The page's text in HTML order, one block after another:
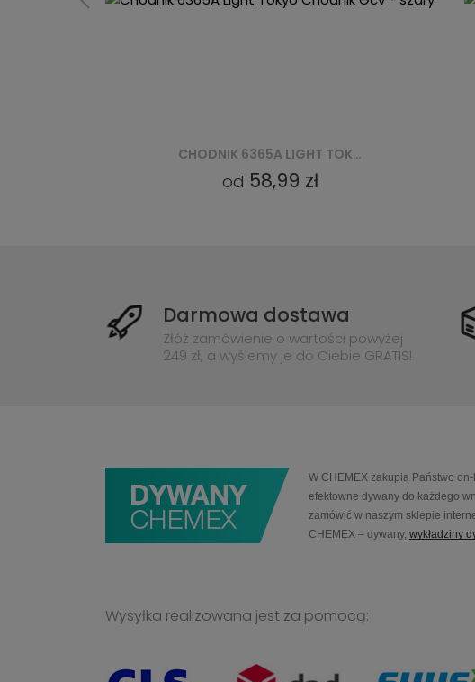
od 58,99 zł
Darmowa dostawa
Złóż zamówienie o wartości powyżej
249 zł, a wyślemy je do Ciebie GRATIS!
W CHEMEX zakupią Państwo
efektowne dywany do każdego
zamówić w naszym sklepie
CHEMEX – dywany, wykładziny
Wysyłka realizowana jest za pomocą: